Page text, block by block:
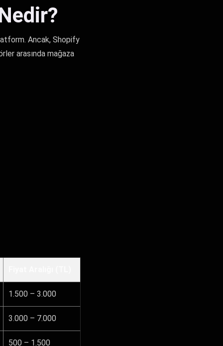
Ancak, Shopify
arasında mağaza
1.500 – 3.000
3.000 – 7.000
500 – 1.500